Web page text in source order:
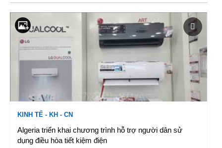
KINH TẾ - KH - CN
Algeria triển khai chương trình hỗ trợ người dân sử
dụng điều hòa tiết kiệm điện